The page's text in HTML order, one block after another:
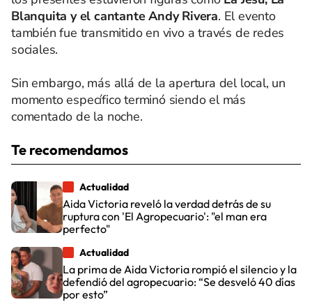
Blanquita y el cantante Andy Rivera. El evento
también fue transmitido en vivo a través de redes
sociales.
Sin embargo, más allá de la apertura del local, un
momento específico terminó siendo el más
comentado de la noche.
Te recomendamos
Actualidad
Aida Victoria reveló la verdad detrás de su
ruptura con 'El Agropecuario': "el man era
perfecto"
Actualidad
La prima de Aida Victoria rompió el silencio y la
defendió del agropecuario: “Se desveló 40 días
por esto”